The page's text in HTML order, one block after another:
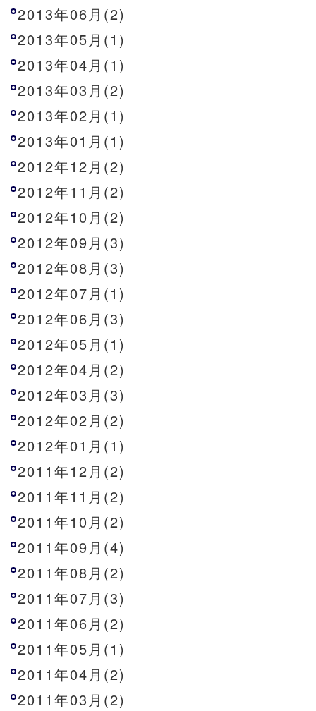
2013年06月(2)
2013年05月(1)
2013年04月(1)
2013年03月(2)
2013年02月(1)
2013年01月(1)
2012年12月(2)
2012年11月(2)
2012年10月(2)
2012年09月(3)
2012年08月(3)
2012年07月(1)
2012年06月(3)
2012年05月(1)
2012年04月(2)
2012年03月(3)
2012年02月(2)
2012年01月(1)
2011年12月(2)
2011年11月(2)
2011年10月(2)
2011年09月(4)
2011年08月(2)
2011年07月(3)
2011年06月(2)
2011年05月(1)
2011年04月(2)
2011年03月(2)